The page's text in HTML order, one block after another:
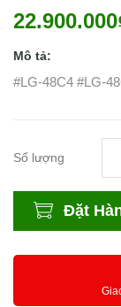
Mô tả:
#LG-48C4 #LG-
Số lượng
Đặt